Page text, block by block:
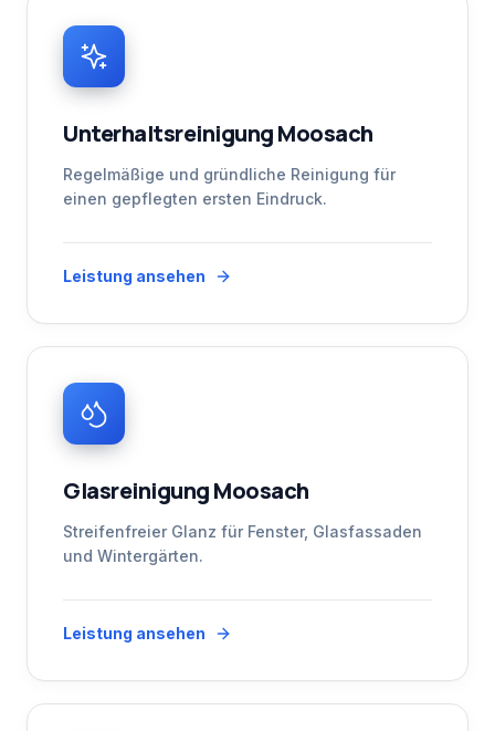
Unterhaltsreinigung Moosach
Regelmäßige und gründliche Reinigung für
einen gepflegten ersten Eindruck.
Leistung ansehen
Glasreinigung Moosach
Streifenfreier Glanz für Fenster, Glasfassaden
und Wintergärten.
Leistung ansehen